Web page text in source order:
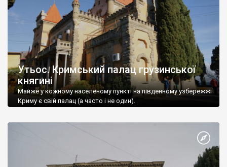
Утьос. Кримський палац грузинської
княгині
Майже у кожному населеному пункті на південному узбережжі
Криму є свій палац (а часто і не один).